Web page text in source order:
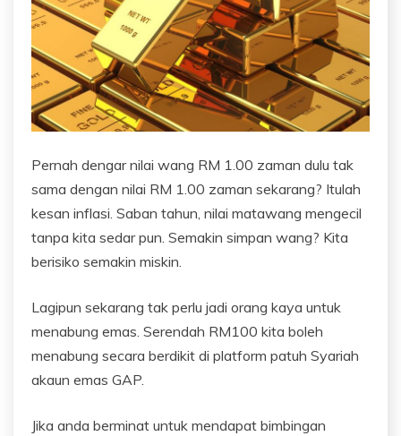
Pernah dengar nilai wang RM 1.00 zaman dulu tak
sama dengan nilai RM 1.00 zaman sekarang? Itulah
kesan inflasi. Saban tahun, nilai matawang mengecil
tanpa kita sedar pun. Semakin simpan wang? Kita
berisiko semakin miskin.
Lagipun sekarang tak perlu jadi orang kaya untuk
menabung emas. Serendah RM100 kita boleh
menabung secara berdikit di platform patuh Syariah
akaun emas GAP.
Jika anda berminat untuk mendapat bimbingan